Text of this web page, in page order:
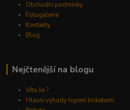
Obchodní podmínky
Fotogalerie
Kontakty
Blog
Nejčtenější na blogu
Víte že ?
Hlavní výhody topení briketami